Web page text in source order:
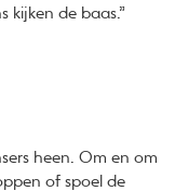
kijken de baas.”
heen. Om en om
of spoel de